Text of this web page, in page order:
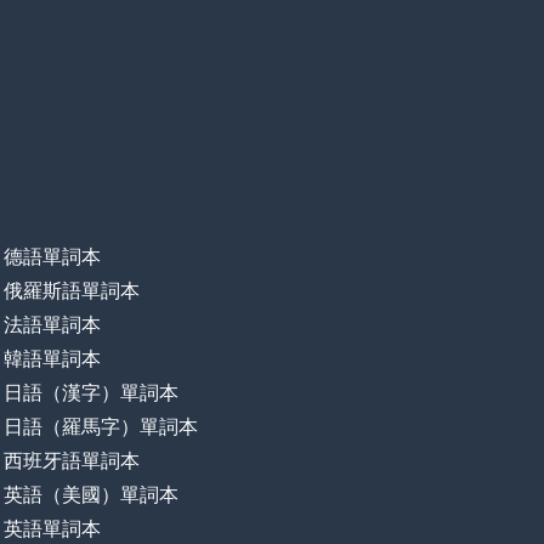
德語單詞本
俄羅斯語單詞本
法語單詞本
韓語單詞本
日語（漢字）單詞本
日語（羅馬字）單詞本
西班牙語單詞本
英語（美國）單詞本
英語單詞本